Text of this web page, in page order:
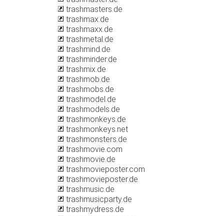
trashmasters.de
trashmax.de
trashmaxx.de
trashmetal.de
trashmind.de
trashminder.de
trashmix.de
trashmob.de
trashmobs.de
trashmodel.de
trashmodels.de
trashmonkeys.de
trashmonkeys.net
trashmonsters.de
trashmovie.com
trashmovie.de
trashmovieposter.com
trashmovieposter.de
trashmusic.de
trashmusicparty.de
trashmydress.de